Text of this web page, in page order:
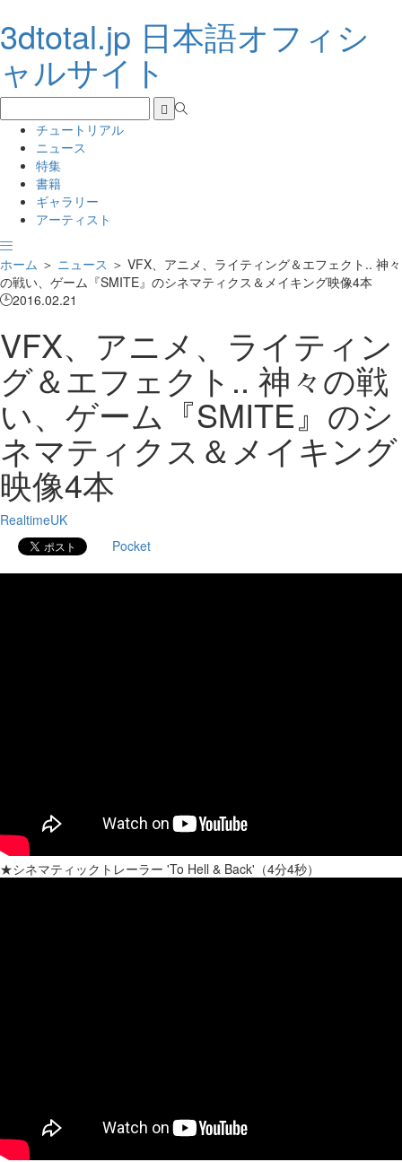
3dtotal.jp 日本語オフィシ
ャルサイト
チュートリアル
ニュース
特集
書籍
ギャラリー
アーティスト
ホーム ＞ ニュース ＞ VFX、アニメ、ライティング＆エフェクト.. 神々
の戦い、ゲーム『SMITE』のシネマティクス＆メイキング映像4本
2016.02.21
VFX、アニメ、ライティン
グ＆エフェクト.. 神々の戦
い、ゲーム『SMITE』のシ
ネマティクス＆メイキング
映像4本
RealtimeUK
Pocket
★シネマティックトレーラー 'To Hell & Back'（4分4秒）